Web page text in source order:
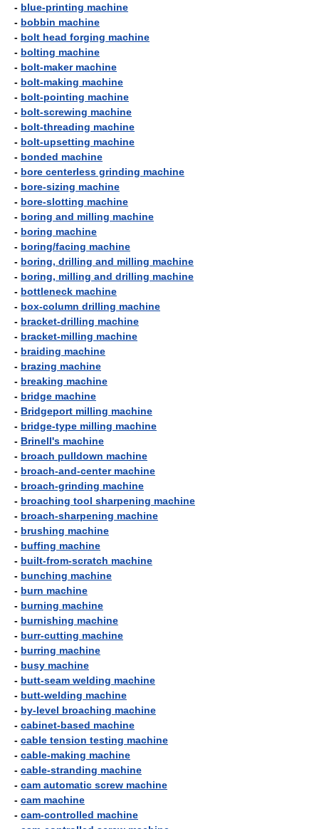
- blue-printing machine
- bobbin machine
- bolt head forging machine
- bolting machine
- bolt-maker machine
- bolt-making machine
- bolt-pointing machine
- bolt-screwing machine
- bolt-threading machine
- bolt-upsetting machine
- bonded machine
- bore centerless grinding machine
- bore-sizing machine
- bore-slotting machine
- boring and milling machine
- boring machine
- boring/facing machine
- boring, drilling and milling machine
- boring, milling and drilling machine
- bottleneck machine
- box-column drilling machine
- bracket-drilling machine
- bracket-milling machine
- braiding machine
- brazing machine
- breaking machine
- bridge machine
- Bridgeport milling machine
- bridge-type milling machine
- Brinell's machine
- broach pulldown machine
- broach-and-center machine
- broach-grinding machine
- broaching tool sharpening machine
- broach-sharpening machine
- brushing machine
- buffing machine
- built-from-scratch machine
- bunching machine
- burn machine
- burning machine
- burnishing machine
- burr-cutting machine
- burring machine
- busy machine
- butt-seam welding machine
- butt-welding machine
- by-level broaching machine
- cabinet-based machine
- cable tension testing machine
- cable-making machine
- cable-stranding machine
- cam automatic screw machine
- cam machine
- cam-controlled machine